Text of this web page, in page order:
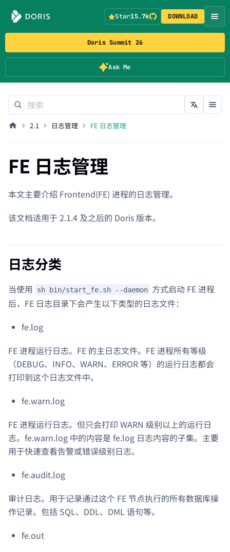
Doris Summit 26
Ask Me
Star15.7k DOWNLOAD
2.1 日志管理 FE 日志管理
FE 日志管理
本文主要介绍 Frontend(FE) 进程的日志管理。
该文档适用于 2.1.4 及之后的 Doris 版本。
日志分类
当使用 sh bin/start_fe.sh --daemon 方式启动 FE 进程
后，FE 日志目录下会产生以下类型的日志文件：
fe.log
FE 进程运行日志。FE 的主日志文件。FE 进程所有等级
（DEBUG、INFO、WARN、ERROR 等）的运行日志都会
打印到这个日志文件中。
fe.warn.log
FE 进程运行日志。但只会打印 WARN 级别以上的运行日
志。fe.warn.log 中的内容是 fe.log 日志内容的子集。主要
用于快速查看告警或错误级别日志。
fe.audit.log
审计日志。用于记录通过这个 FE 节点执行的所有数据库操
作记录。包括 SQL、DDL、DML 语句等。
fe.out